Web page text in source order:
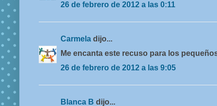
26 de febrero de 2012 a las 0:11
Carmela dijo...
Me encanta este recuso para los
26 de febrero de 2012 a las 9:05
Blanca B dijo...